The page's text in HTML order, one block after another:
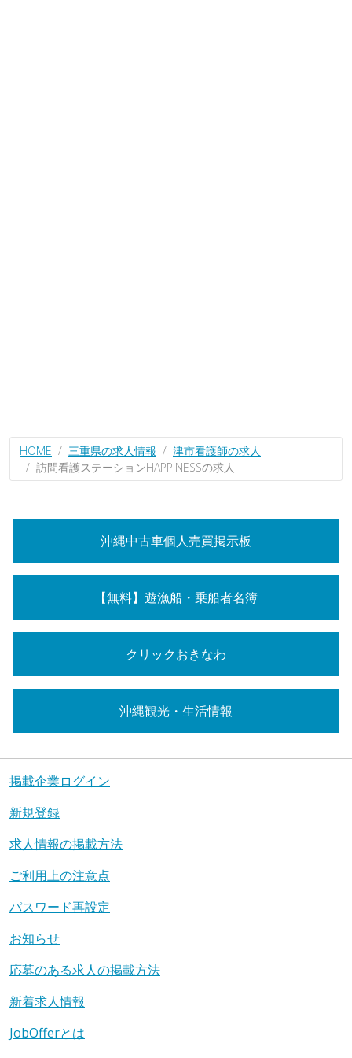
HOME 三重県の求人情報
津市看護師の求人
訪問看護ステーションHAPPINESSの求人
沖縄中古車個人売買掲示板
【無料】遊漁船・乗船者名簿
クリックおきなわ
沖縄観光・生活情報
掲載企業ログイン
新規登録
求人情報の掲載方法
ご利用上の注意点
パスワード再設定
お知らせ
応募のある求人の掲載方法
新着求人情報
JobOfferとは